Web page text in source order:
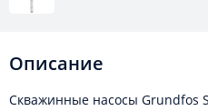
Описание
Скважинные насосы Grundfos